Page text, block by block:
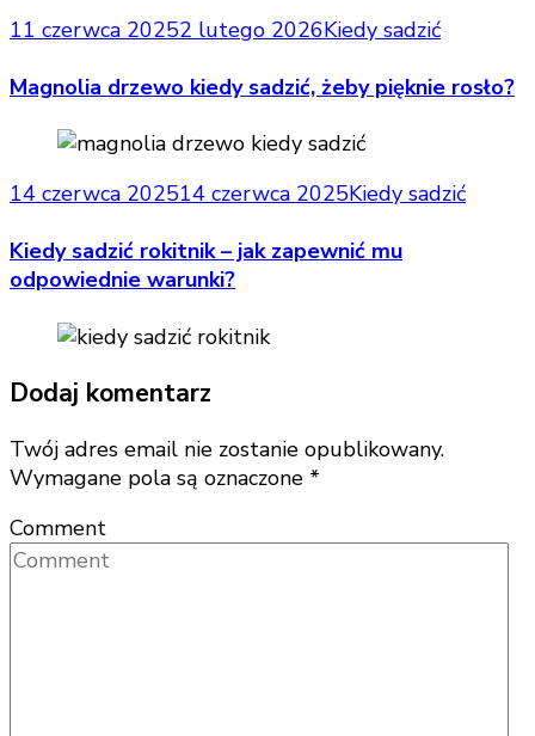
11 czerwca 20252 lutego 2026Kiedy sadzić
Magnolia drzewo kiedy sadzić, żeby pięknie rosło?
14 czerwca 202514 czerwca 2025Kiedy sadzić
Kiedy sadzić rokitnik – jak zapewnić mu
odpowiednie warunki?
Dodaj komentarz
Twój adres email nie zostanie opublikowany.
Wymagane pola są oznaczone *
Comment